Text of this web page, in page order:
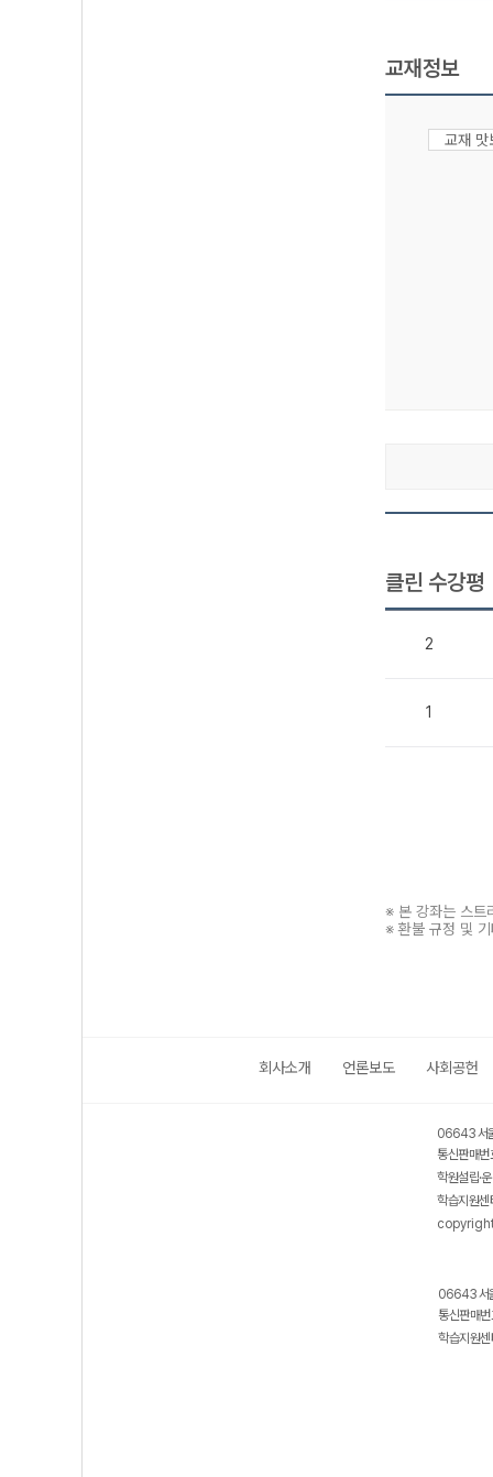
교재정보
교재
클린 수강평
2
1
※ 본 강좌는 스트
※ 환불 규정 및
회사소개 언론보도 사회공헌
06643 서
통신판매
학원설립·
학습지원
06643 서
통신판매
학습지원